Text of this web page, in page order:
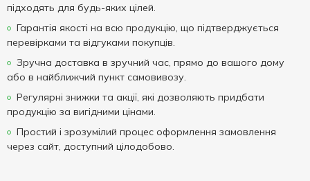
підходять для будь-яких цілей.
Гарантія якості на всю продукцію, що підтверджується
перевірками та відгуками покупців.
Зручна доставка в зручний час, прямо до вашого дому
або в найближчий пункт самовивозу.
Регулярні знижки та акції, які дозволяють придбати
продукцію за вигідними цінами.
Простий і зрозумілий процес оформлення замовлення
через сайт, доступний цілодобово.